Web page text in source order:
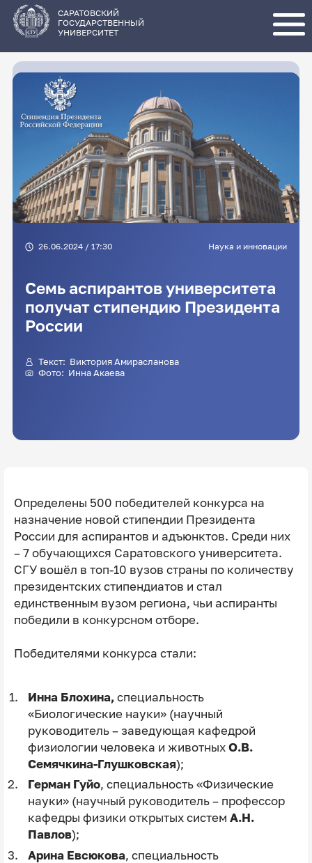
основному
содержанию
САРАТОВСКИЙ
ГОСУДАРСТВЕННЫЙ
УНИВЕРСИТЕТ
26.06.2024 / 17:30 Наука и инновации
Семь аспирантов университета
получат стипендию Президента
России
Текст: Виктория Амирасланова
Фото: Инна Акаева
Определены 500 победителей конкурса на
назначение новой стипендии Президента
России для аспирантов и адъюнктов. Среди них
– 7 обучающихся Саратовского университета.
СГУ вошёл в топ-10 вузов страны по количеству
президентских стипендиатов и стал
единственным вузом региона, чьи аспиранты
победили в конкурсном отборе.
Победителями конкурса стали:
Инна Блохина, специальность
«Биологические науки» (научный
руководитель – заведующая кафедрой
физиологии человека и животных О.В.
Семячкина-Глушковская);
Герман Гуйо, специальность «Физические
науки» (научный руководитель – профессор
кафедры физики открытых систем А.Н.
Павлов);
Арина Евсюкова, специальность